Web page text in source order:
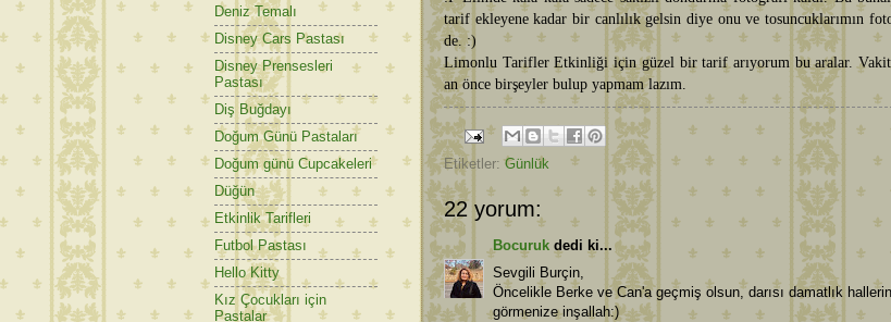
tarif ekleyene kadar bir canlılık gelsin diye onu ve tosuncuklarımın
de. :)
Limonlu Tarifler Etkinliği için güzel bir tarif arıyorum bu aralar. Vakit
an önce birşeyler bulup yapmam lazım.
Etiketler:Günlük
22 yorum:
Bocuruk dedi ki...
Sevgili Burçin,
Öncelikle Berke ve Can'a geçmiş olsun, darısı damatlık
görmenize inşallah:)
Deniz Temalı
Disney Cars Pastası
Disney Prensesleri
Pastası
Diş Buğdayı
Doğum Günü Pastaları
Doğum günü Cupcakeleri
Düğün
Etkinlik Tarifleri
Futbol Pastası
Hello Kitty
Kız Çocukları için
Pastalar